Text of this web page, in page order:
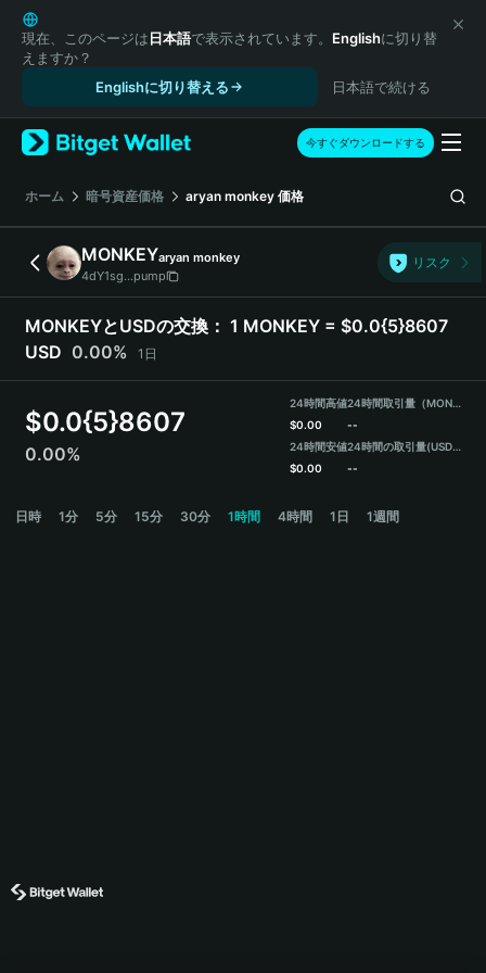
English
日本語
Tiếng Việt
Español (Latinoamérica)
Türkçe
Français
Deutsch
简体中文
繁體中文
Português (Portugal)
Bahasa Indonesia
ภาษาไทย
हिन्दी
Español
Português (Brasil)
現在、このページは日本語で表示されています。 Englishに切り替
えますか？
Englishに切り替える
日本語で続ける
今すぐダウンロードする
ホーム 暗号資産価格 aryan monkey 価格
MONKEYaryan monkey
4dY1sg...pump
リスク
MONKEYとUSDの交換： 1 MONKEY = $0.0{5}8607
USD 0.00% 1日
$0.0{5}8607
0.00%
24時間高値
$0.00
24時間安値
$0.00
24時間取引量（MONKEY）
--
24時間の取引量(USDT)
--
日時 1分 5分 15分 30分 1時間 4時間 1日 1週間